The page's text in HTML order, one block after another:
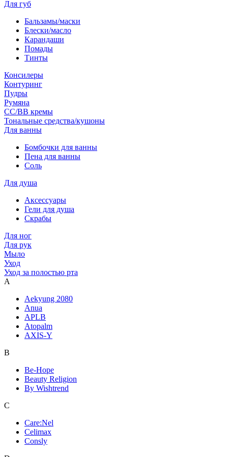
Для губ
Бальзамы/маски
Блески/масло
Карандаши
Помады
Тинты
Консилеры
Контуринг
Пудры
Румяна
СС/ВВ кремы
Тональные средства/кушоны
Для ванны
Бомбочки для ванны
Пена для ванны
Соль
Для душа
Аксессуары
Гели для душа
Скрабы
Для ног
Для рук
Мыло
Уход
Уход за полостью рта
A
Aekyung 2080
Anua
APLB
Atopalm
AXIS-Y
B
Be-Hope
Beauty Religion
By Wishtrend
C
Care:Nel
Celimax
Consly